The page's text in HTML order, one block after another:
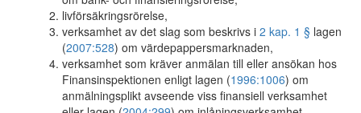
livförsäkringsrörelse,
verksamhet av det slag som beskrivs i 2 kap. 1 § lagen
(2007:528) om värdepappersmarknaden,
verksamhet som kräver anmälan till eller ansökan hos
Finansinspektionen enligt lagen (1996:1006) om
anmälningsplikt avseende viss finansiell verksamhet